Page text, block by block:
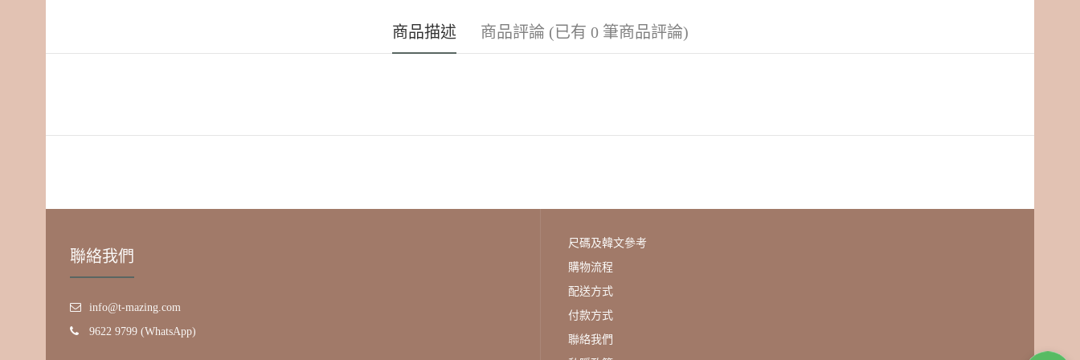
商品描述 商品評論 (已有 0 筆商品評論)
聯絡我們
info@t-mazing.com
9622 9799 (WhatsApp)
尺碼及韓文參考
購物流程
配送方式
付款方式
聯絡我們